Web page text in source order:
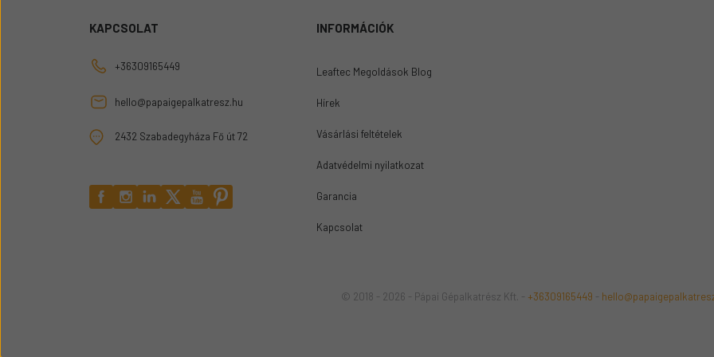
KAPCSOLAT
+36309165449
hello@papaigepalkatresz.hu
2432 Szabadegyháza Fő út 72
INFORMÁCIÓK
Leaftec Megoldások Blog
Hírek
Vásárlási feltételek
Adatvédelmi nyilatkozat
Garancia
Kapcsolat
© 2018 - 2026 - Pápai Gépalkatrész Kft. - +36309165449 -